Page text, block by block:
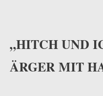
„HITCH UND
ÄRGER MIT